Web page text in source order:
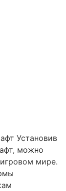
Установив
можно
мире.